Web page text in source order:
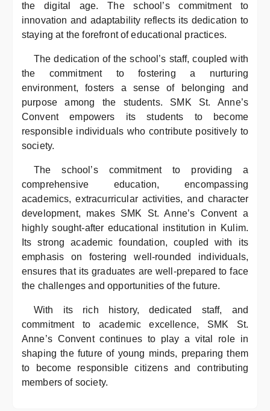
the digital age. The school’s commitment to
innovation and adaptability reflects its dedication to
staying at the forefront of educational practices.
The dedication of the school’s staff, coupled with
the commitment to fostering a nurturing
environment, fosters a sense of belonging and
purpose among the students. SMK St. Anne’s
Convent empowers its students to become
responsible individuals who contribute positively to
society.
The school’s commitment to providing a
comprehensive education, encompassing
academics, extracurricular activities, and character
development, makes SMK St. Anne’s Convent a
highly sought-after educational institution in Kulim.
Its strong academic foundation, coupled with its
emphasis on fostering well-rounded individuals,
ensures that its graduates are well-prepared to face
the challenges and opportunities of the future.
With its rich history, dedicated staff, and
commitment to academic excellence, SMK St.
Anne’s Convent continues to play a vital role in
shaping the future of young minds, preparing them
to become responsible citizens and contributing
members of society.